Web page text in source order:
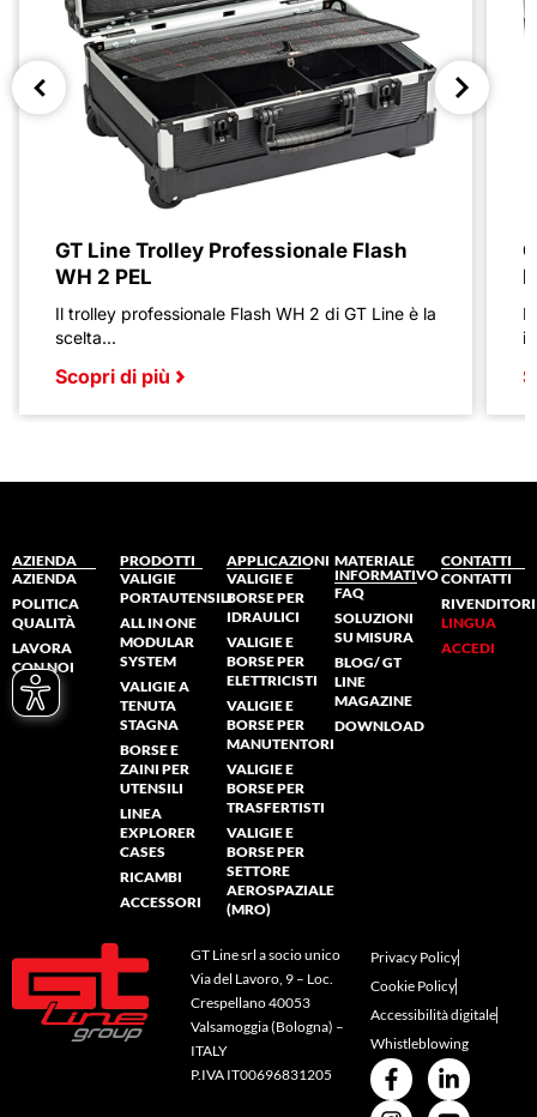
GT Line Trolley Professionale Flash
WH 2 PEL
Il trolley professionale Flash WH 2 di GT Line è la
scelta...
Scopri di più
AZIENDA
AZIENDA
POLITICA
QUALITÀ
LAVORA
CON NOI
PRODOTTI
VALIGIE
PORTAUTENSILI
ALL IN ONE
MODULAR
SYSTEM
VALIGIE A
TENUTA
STAGNA
BORSE E
ZAINI PER
UTENSILI
LINEA
EXPLORER
CASES
RICAMBI
ACCESSORI
APPLICAZIONI
VALIGIE E
BORSE PER
IDRAULICI
VALIGIE E
BORSE PER
ELETTRICISTI
VALIGIE E
BORSE PER
MANUTENTORI
VALIGIE E
BORSE PER
TRASFERTISTI
VALIGIE E
BORSE PER
SETTORE
AEROSPAZIALE
(MRO)
MATERIALE
INFORMATIVO
FAQ
SOLUZIONI
SU MISURA
BLOG/ GT
LINE
MAGAZINE
DOWNLOAD
CONTATTI
CONTATTI
RIVENDITORI
LINGUA
ACCEDI
GT Line srl a socio unico
Via del Lavoro, 9 – Loc.
Crespellano 40053
Valsamoggia (Bologna) –
ITALY
P.IVA IT00696831205
Privacy Policy
Cookie Policy
Accessibilità digitale
Whistleblowing